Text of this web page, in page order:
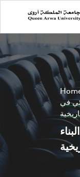
في